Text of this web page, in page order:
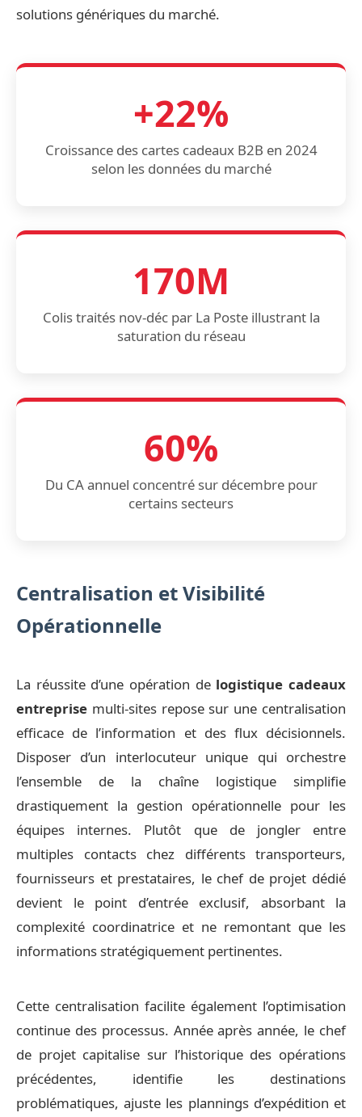
solutions génériques du marché.
+22%
Croissance des cartes cadeaux B2B en 2024
selon les données du marché
170M
Colis traités nov-déc par La Poste illustrant la
saturation du réseau
60%
Du CA annuel concentré sur décembre pour
certains secteurs
Centralisation et Visibilité
Opérationnelle
La réussite d’une opération de logistique cadeaux
entreprise multi-sites repose sur une centralisation
efficace de l’information et des flux décisionnels.
Disposer d’un interlocuteur unique qui orchestre
l’ensemble de la chaîne logistique simplifie
drastiquement la gestion opérationnelle pour les
équipes internes. Plutôt que de jongler entre
multiples contacts chez différents transporteurs,
fournisseurs et prestataires, le chef de projet dédié
devient le point d’entrée exclusif, absorbant la
complexité coordinatrice et ne remontant que les
informations stratégiquement pertinentes.
Cette centralisation facilite également l’optimisation
continue des processus. Année après année, le chef
de projet capitalise sur l’historique des opérations
précédentes, identifie les destinations
problématiques, ajuste les plannings d’expédition et